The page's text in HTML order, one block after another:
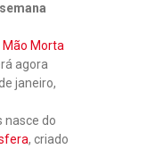
Mão Morta
agora
janeiro,
nasce do
, criado